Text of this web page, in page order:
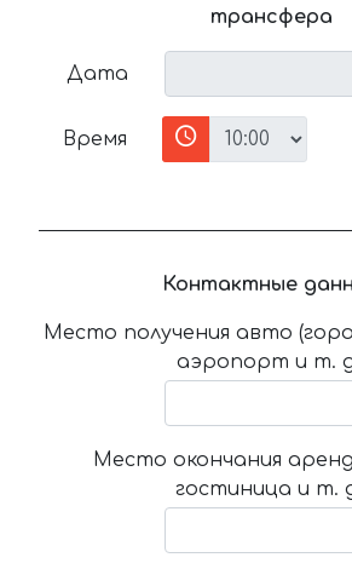
трансфера
Дата
Время
Контактные
Место получения авто
аэропорт и т.
Место окончания
гостиница и т.